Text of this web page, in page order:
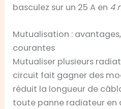
basculez sur un 25 A en 4
Mutualisation :
courantes
Mutualiser plusieurs
circuit fait gagner des
réduit la longueur de
toute panne radiateur en